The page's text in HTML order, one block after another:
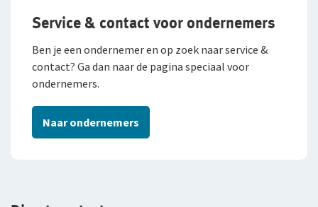
zelfstandig ondernemers
Reizen
Expat Pakket Individueel
Expat Pakket Collectief
Arbeidsvoorwaarden
Sollicitatieprocedure
Privacyverklaring sollicitanten
Jaarverslag
Service & contact voor ondernemers
Ben je een ondernemer en op zoek naar service &
contact? Ga dan naar de pagina speciaal voor
ondernemers.
Naar ondernemers